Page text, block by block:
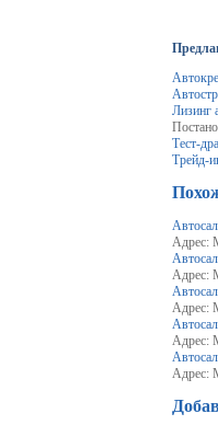
Лизинг
Тест-
Трейд-
Адрес:
Адрес:
Адрес:
Адрес:
Адрес: